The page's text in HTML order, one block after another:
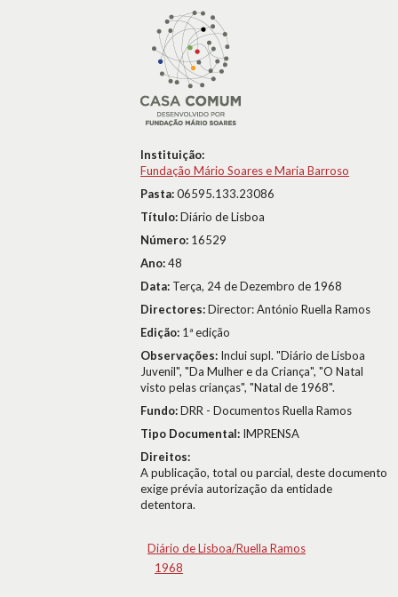
Instituição:
Fundação Mário Soares e Maria Barroso
Pasta:06595.133.23086
Título:Diário de Lisboa
Número: 16529
Ano:48
Data: Terça, 24 de Dezembro de 1968
Directores:Director: António Ruella Ramos
Edição: 1ª edição
Observações: Inclui supl. "Diário de Lisboa
Juvenil", "Da Mulher e da Criança", "O Natal
visto pelas crianças", "Natal de 1968".
Fundo:DRR - Documentos Ruella Ramos
Tipo Documental: IMPRENSA
Direitos:
A publicação, total ou parcial, deste documento
exige prévia autorização da entidade
detentora.
Diário de Lisboa/Ruella Ramos
1968